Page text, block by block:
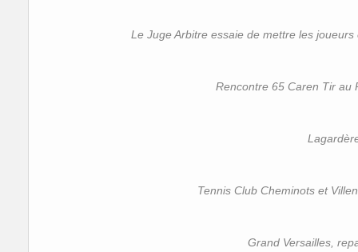
Le Juge Arbitre essaie de mettre les
Rencontre 65 Caren Tir au
Tennis Club Cheminots et
Grand Versailles,